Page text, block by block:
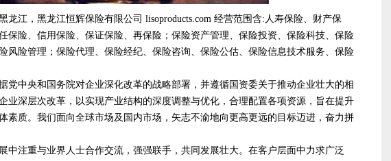
龙江，黑龙江恒辉保险有限公司 lisoproducts.com 经营范围含:人寿保险、财产保
保险、信用保险、保证保险、再保险；保险资产管理、保险投资、保险科技、保险
风险管理；保险代理、保险经纪、保险咨询、保险公估、保险信息技术服务、保险
党中央和国务院对企业深化改革的战略部署，并遵循国资委关于推动企业壮大的相
业深层次改革，以实现产业结构的深度调整与优化，合理配置各项资源，旨在提升
素质。我们面向全球市场及国内市场，矢志不渝地向更高更远的目标迈进，奋力拼
中注重与业界人士合作交流，强强联手，共同发展壮大。在客户层面中力求广泛